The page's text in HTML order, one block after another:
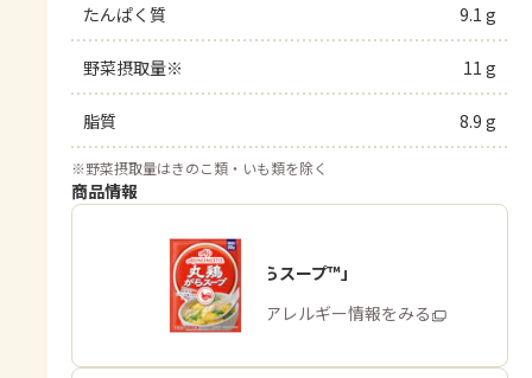
たんぱく質 9.1 g
野菜摂取量※ 11 g
脂質 8.9 g
※野菜摂取量はきのこ類・いも類を除く
商品情報
「丸鶏がらスープ™」
商品・アレルギー情報をみる